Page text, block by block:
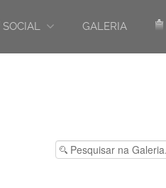
SOCIAL GALERIA